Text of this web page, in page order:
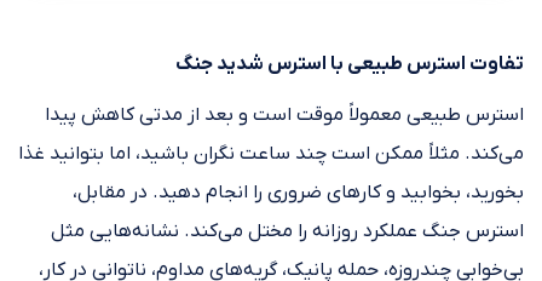
تفاوت استرس طبیعی با استرس شدید جنگ
استرس طبیعی معمولاً موقت است و بعد از مدتی کاهش پیدا
می‌کند. مثلاً ممکن است چند ساعت نگران باشید، اما بتوانید غذا
بخورید، بخوابید و کارهای ضروری را انجام دهید. در مقابل،
استرس جنگ عملکرد روزانه را مختل می‌کند. نشانه‌هایی مثل
بی‌خوابی چندروزه، حمله پانیک، گریه‌های مداوم، ناتوانی در کار،